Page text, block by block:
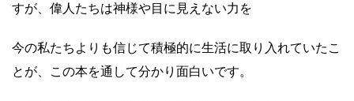
すが、偉人たちは神様や目に見えない力を
今の私たちよりも信じて積極的に生活に取り入れていたこ
とが、この本を通して分かり面白いです。